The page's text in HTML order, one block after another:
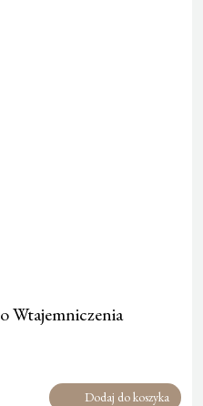
Wtajemniczenia
Dodaj do koszyka